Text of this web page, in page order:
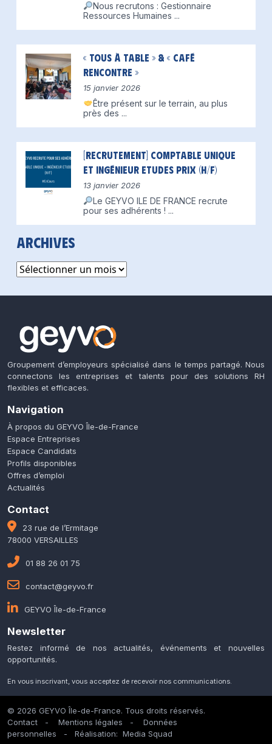
Nous recrutons : Gestionnaire
Ressources Humaines ...
« Tous à table » & « Café
Rencontre »
15 janvier 2026
Être présent sur le terrain, au plus
près des ...
[Recrutement] Comptable unique
et Ingénieur Etudes Prix (H/F)
13 janvier 2026
Le GEYVO ILE DE FRANCE recrute
pour ses adhérents ! ...
Archives
Archives
Groupement d’employeurs spécialisé dans le temps partagé. Nous
connectons les entreprises et talents pour des solutions RH
flexibles et efficaces.
Navigation
À propos du GEYVO Île-de-France
Espace Entreprises
Espace Candidats
Profils disponibles
Offres d’emploi
Actualités
Contact
23 rue de l’Ermitage
78000 VERSAILLES
01 88 26 01 75
contact@geyvo.fr
GEYVO Île-de-France
Newsletter
Restez informé de nos actualités, événements et nouvelles
opportunités.
En vous inscrivant, vous acceptez de recevoir nos communications.
© 2026 GEYVO Île-de-France. Tous droits réservés.
Contact - Mentions légales - Données
personnelles - Réalisation: Media Squad